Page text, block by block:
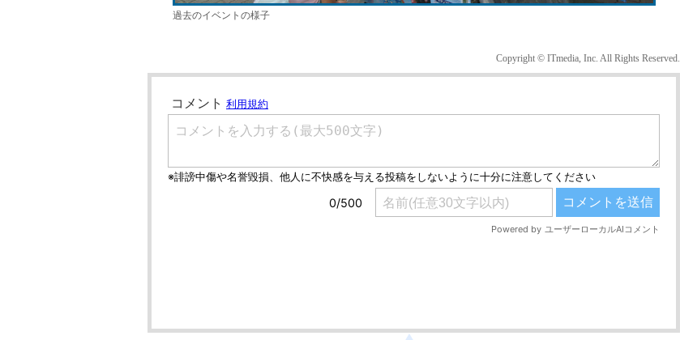
過去のイベントの様子
Copyright © ITmedia, Inc. All Rights Reserved.